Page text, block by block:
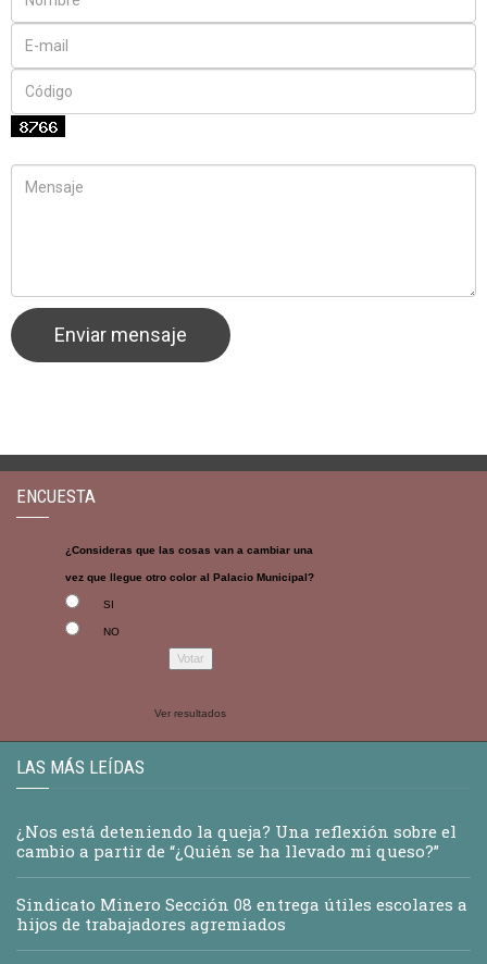
ENCUESTA
¿Consideras que las cosas van a cambiar una
vez que llegue otro color al Palacio Municipal?
SI
NO
Ver resultados
LAS MÁS LEÍDAS
¿Nos está deteniendo la queja? Una reflexión sobre el
cambio a partir de “¿Quién se ha llevado mi queso?”
Sindicato Minero Sección 08 entrega útiles escolares a
hijos de trabajadores agremiados